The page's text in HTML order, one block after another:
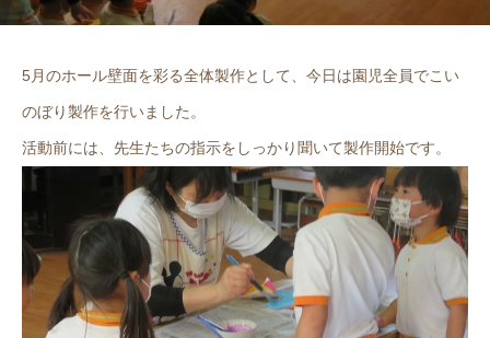
5月のホール壁面を彩る全体製作として、今日は園児全員でこい
のぼり製作を行いました。
活動前には、先生たちの指示をしっかり聞いて製作開始です。